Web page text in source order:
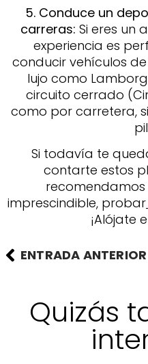
5. Conduce un
carreras: Si eres un
experiencia es
conducir vehículos
lujo como
circuito cerrado
como por carretera,
Si todavía te
contarte estos
imprescindible, probar
¡Alójate
ENTRADA ANTERIOR
Quizás